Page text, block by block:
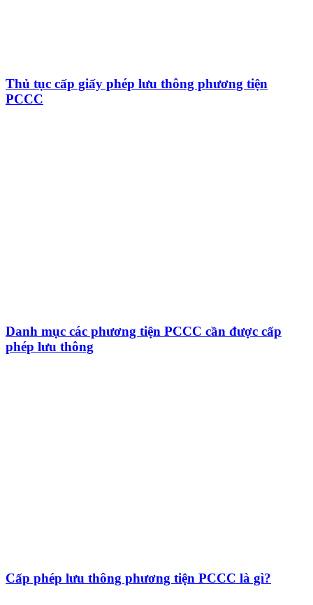
Thủ tục cấp giấy phép lưu thông phương tiện
PCCC
Danh mục các phương tiện PCCC cần được cấp
phép lưu thông
Cấp phép lưu thông phương tiện PCCC là gì?